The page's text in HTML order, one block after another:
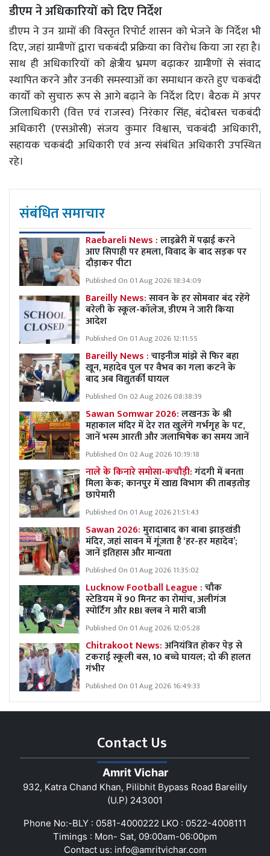
डीएम ने अधिकारियों को दिए निर्देश
डीएम ने उन ग्रामों की विस्तृत रिपोर्ट शासन को भेजने के निर्देश भी
दिए, जहां ग्रामीणों द्वारा चकबंदी प्रक्रिया का विरोध किया जा रहा है।
साथ ही अधिकारियों को क्षेत्रीय भ्रमण बढ़ाकर ग्रामीणों से संवाद
स्थापित करने और उनकी समस्याओं का समाधान करते हुए चकबंदी
कार्यों को सुचारु रूप से आगे बढ़ाने के निर्देश दिए। बैठक में अपर
जिलाधिकारी (वित्त एवं राजस्व) निरंकार सिंह, बंदोबस्त चकबंदी
अधिकारी (एसओसी) संजय कुमार विश्वास, चकबंदी अधिकारी,
सहायक चकबंदी अधिकारी एवं अन्य संबंधित अधिकारी उपस्थित
रहे।
संबंधित समाचार
Raebareli News :लाइब्रेरी में पढ़ाई करने
आए सिपाही पर हमला, विवाद के बाद सड़क पर
दौड़ाकर पीटा
Published On 01 Aug 2026 18:34:09
Bareilly News:सावन के हर सोमवार बंद रहेंगे
बरेली के स्कूल-कॉलेज, डीएम ने जारी किया
आदेश
Published On 01 Aug 2026 12:11:55
Bareilly News :चाइनीज मांझे से फिर बहा
खून, महादेव पुल पर वैभव का गला कटने के
बाद अब विद्युतर्की घायल
Published On 02 Aug 2026 08:38:39
Sawan Somwar 2026:लखनऊ के श्री
महाकाल मंदिर में देर रात खुलेंगे गर्भगृह के पट,
जानें भस्म आरती और जलाभिषेक का समय जानें
Published On 02 Aug 2026 10:19:18
नाले के किनारे समोसा-कचौड़ी:गंदगी में बनता
मिला केक; कानपुर में खाद्य विभाग की ताबड़तोड़
छापेमारी
Published On 01 Aug 2026 21:51:43
Sawan 2026:मुरादाबाद का बाबा झाड़खंडी
मंदिर, जहां सावन में गूंजता है ‘हर-हर महादेव’;
जानें इतिहास और मान्यता
Published On 01 Aug 2026 11:35:02
Lucknow Football League :चौक
स्टेडियम में 90 मिनट का रोमांच, अलीगंज
स्पोर्टिंग और RBI क्लब ने मारी बाजी
Published On 01 Aug 2026 12:05:28
Chitrakoot News:अनियंत्रित होकर पेड़ से
टकराई स्कूली बस, 10 बच्चे घायल; दो की हालत
गंभीर
Published On 01 Aug 2026 16:49:33
Contact Us
Amrit Vichar
932, Katra Chand Khan, Pilibhit Bypass Road Bareilly
(U.P) 243001
Phone No:-BLY : 0581-4000222 LKO : 0522-4008111
Timings : Mon- Sat, 09:00am-06:00pm
Contact us: info@amritvichar.com